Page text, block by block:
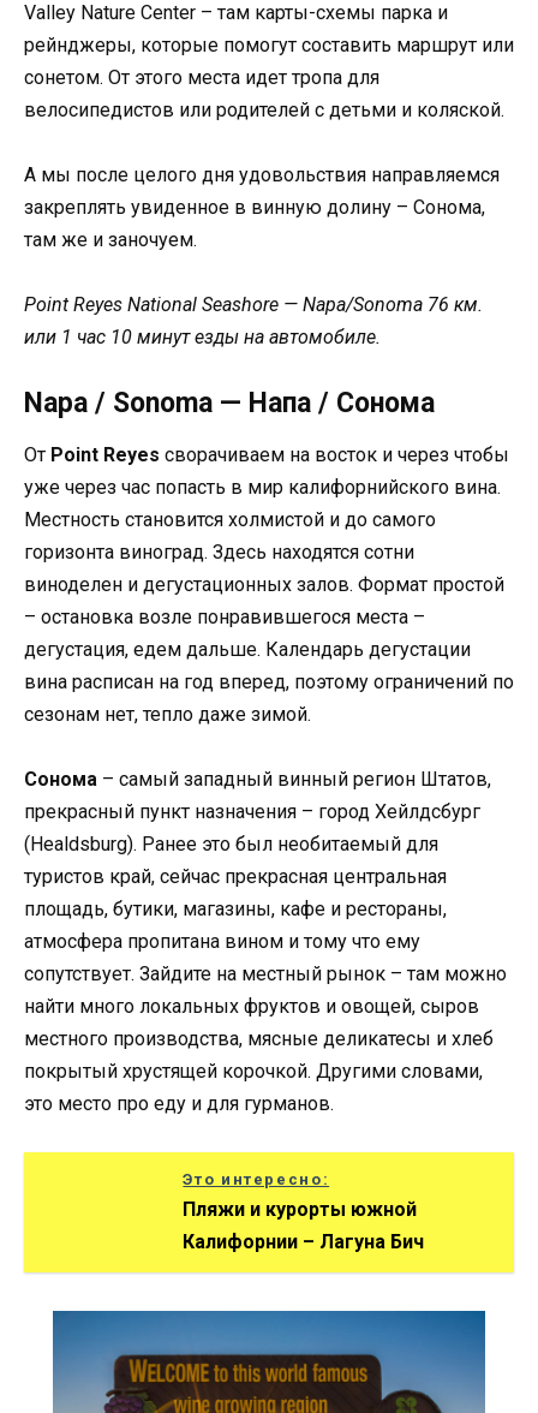
Valley Nature Center – там карты-схемы парка и
рейнджеры, которые помогут составить маршрут или
сонетом. От этого места идет тропа для
велосипедистов или родителей с детьми и коляской.
А мы после целого дня удовольствия направляемся
закреплять увиденное в винную долину – Сонома,
там же и заночуем.
Point Reyes National Seashore — Napa/Sonoma 76 км.
или 1 час 10 минут езды на автомобиле.
Napa / Sonoma — Напа / Сонома
От Point Reyes сворачиваем на восток и через чтобы
уже через час попасть в мир калифорнийского вина.
Местность становится холмистой и до самого
горизонта виноград. Здесь находятся сотни
виноделен и дегустационных залов. Формат простой
– остановка возле понравившегося места –
дегустация, едем дальше. Календарь дегустации
вина расписан на год вперед, поэтому ограничений по
сезонам нет, тепло даже зимой.
Сонома – самый западный винный регион Штатов,
прекрасный пункт назначения – город Хейлдсбург
(Healdsburg). Ранее это был необитаемый для
туристов край, сейчас прекрасная центральная
площадь, бутики, магазины, кафе и рестораны,
атмосфера пропитана вином и тому что ему
сопутствует. Зайдите на местный рынок – там можно
найти много локальных фруктов и овощей, сыров
местного производства, мясные деликатесы и хлеб
покрытый хрустящей корочкой. Другими словами,
это место про еду и для гурманов.
Это интересно:
Пляжи и курорты южной
Калифорнии – Лагуна Бич